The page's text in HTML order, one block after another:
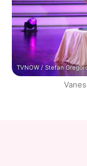
TVNOW / Stefan